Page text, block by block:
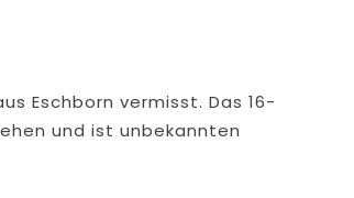
Eschborn vermisst. Das 16-
und ist unbekannten